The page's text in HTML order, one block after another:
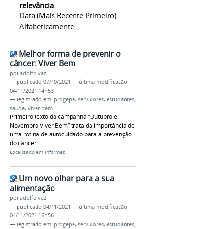
relevância
Data (mais Recente Primeiro)
Alfabeticamente
Melhor forma de prevenir o
câncer: Viver Bem
poradolfo.vaz
— publicado 07/10/2021 — última modificação
04/11/2021 14h53
— registrado em: progepe, servidores, estudantes,
saúde, viver bem
Primeiro texto da campanha “Outubro e
Novembro Viver Bem” trata da importância de
uma rotina de autocuidado para a prevenção
do câncer
Localizado em Informes
Um novo olhar para a sua
alimentação
poradolfo.vaz
— publicado 04/11/2021 — última modificação
04/11/2021 16h56
— registrado em: progepe, servidores, estudantes,